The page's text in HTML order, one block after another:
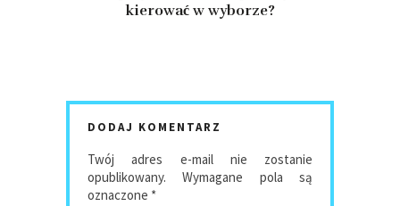
kierować w wyborze?
DODAJ KOMENTARZ
Twój adres e-mail nie zostanie
opublikowany.
Wymagane pola są
oznaczone *